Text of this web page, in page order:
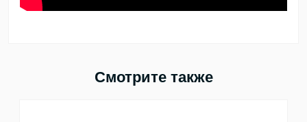
Смотрите также